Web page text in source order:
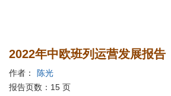
2022年中欧班列运营发展报告
作者： 陈光
报告页数：15 页